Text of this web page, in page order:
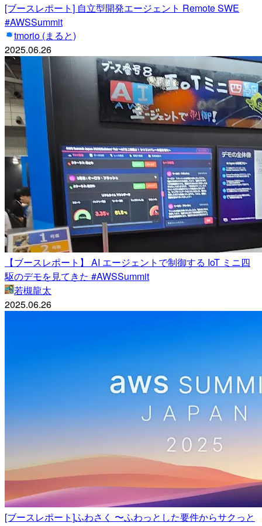
[ブースレポート] 自立型開発エージェント Remote SWE
#AWSSummit
tmorio (まると)
2025.06.26
【ブースレポート】 AI エージェントで制御する IoT ミニ四
駆のデモを見てきた #AWSSummit
若槻龍太
2025.06.26
[ブースレポート]ふわさく 〜ふわっとした要件からサクっと